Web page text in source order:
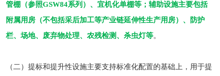
管棚（参照GSW84系列）、宜机化单棚等； 辅助设施主要包括
附属用房（不包括采后加工等产业链延伸性生产用房）、防护
栏、场地、废弃物处理、农残检测、杀虫灯等。
（二）提标和提升性设施主要支持标准化配置的基础上，用于提